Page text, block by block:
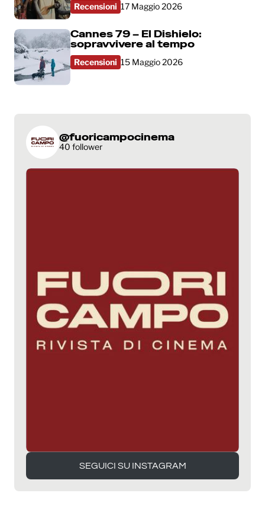
Recensioni 17 Maggio 2026
Cannes 79 – El Dishielo:
sopravvivere al tempo
Recensioni 15 Maggio 2026
@fuoricampocinema
40 follower
SEGUICI SU INSTAGRAM
SEGUICI SU INSTAGRAM